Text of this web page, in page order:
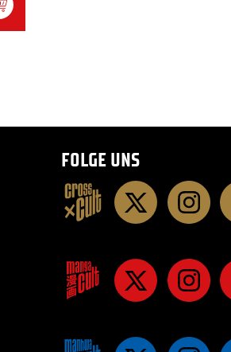
FOLGE UNS